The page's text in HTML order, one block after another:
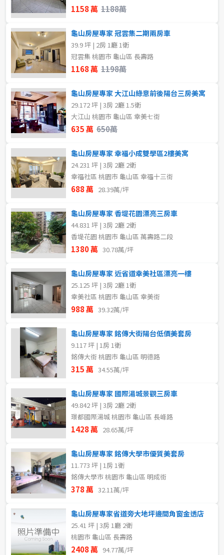
1158 萬 1188萬
龜山房屋專家 冠雲集二期兩房車
39.9 坪 | 2房 1廳 1衛
冠雲集 桃園市 龜山區 長壽路
1168 萬 1198萬
龜山房屋專家 大江山綠意前後陽台三房美寓
29.172 坪 | 3房 2廳 1.5衛
大江山 桃園市 龜山區 幸美七街
635 萬 650萬
龜山房屋專家 幸福小成雙學區2樓美寓
24.231 坪 | 3房 2廳 2衛
幸福社區 桃園市 龜山區 幸福十三街
688 萬 28.39萬/坪
龜山房屋專家 香堤花園漂亮三房車
44.831 坪 | 3房 2廳 2衛
香堤花園 桃園市 龜山區 萬壽路二段
1380 萬 30.78萬/坪
龜山房屋專家 近省道幸美社區漂亮一樓
25.125 坪 | 3房 2廳 1衛
幸美社區 桃園市 龜山區 幸美街
988 萬 39.32萬/坪
龜山房屋專家 銘傳大街陽台低價美套房
9.117 坪 | 1房 1衛
銘傳大街 桃園市 龜山區 明德路
315 萬 34.55萬/坪
龜山房屋專家 國際湯城景觀三房車
49.842 坪 | 3房 2廳 2衛
璟都國際湯城 桃園市 龜山區 長峰路
1428 萬 28.65萬/坪
龜山房屋專家 銘傳大學市優質美套房
11.773 坪 | 1房 1衛
銘傳大學市 桃園市 龜山區 明成街
378 萬 32.11萬/坪
龜山房屋專家省道旁大地坪邊間角窗金透店
25.41 坪 | 3房 1廳 2衛
桃園市 龜山區 長壽路
2408 萬 94.77萬/坪